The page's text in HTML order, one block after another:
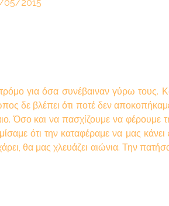
05/2015
για όσα συνέβαιναν γύρω τους.
δε βλέπει ότι ποτέ δεν
Όσο και να πασχίζουμε να φέρουμε
ότι την καταφέραμε να μας κάνει
θα μας χλευάζει αιώνια. Την